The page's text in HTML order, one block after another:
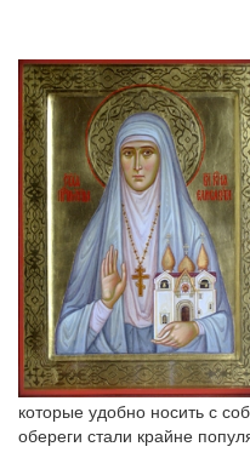
которые удобно носить с
обереги стали крайне